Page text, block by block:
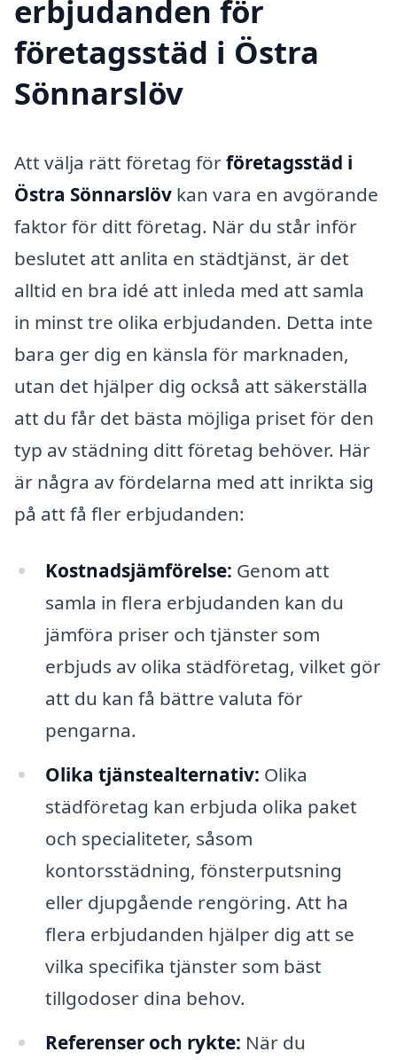
erbjudanden för
företagsstäd i Östra
Sönnarslöv
Att välja rätt företag förföretagsstäd i
Östra Sönnarslöv kan vara en avgörande
faktor för ditt företag. När du står inför
beslutet att anlita en städtjänst, är det
alltid en bra idé att inleda med att samla
in minst tre olika erbjudanden. Detta inte
bara ger dig en känsla för marknaden,
utan det hjälper dig också att säkerställa
att du får det bästa möjliga priset för den
typ av städning ditt företag behöver. Här
är några av fördelarna med att inrikta sig
på att få fler erbjudanden:
Kostnadsjämförelse: Genom att
samla in flera erbjudanden kan du
jämföra priser och tjänster som
erbjuds av olika städföretag, vilket gör
att du kan få bättre valuta för
pengarna.
Olika tjänstealternativ: Olika
städföretag kan erbjuda olika paket
och specialiteter, såsom
kontorsstädning, fönsterputsning
eller djupgående rengöring. Att ha
flera erbjudanden hjälper dig att se
vilka specifika tjänster som bäst
tillgodoser dina behov.
Referenser och rykte: När du